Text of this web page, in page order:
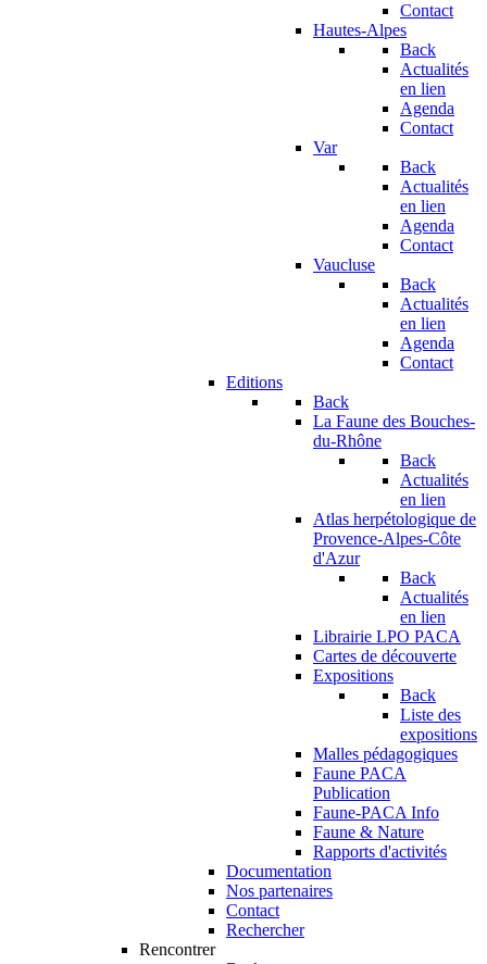
Contact
Hautes-Alpes
Back
Actualités
en lien
Agenda
Contact
Var
Back
Actualités
en lien
Agenda
Contact
Vaucluse
Back
Actualités
en lien
Agenda
Contact
Editions
Back
La Faune des Bouches-
du-Rhône
Back
Actualités
en lien
Atlas herpétologique de
Provence-Alpes-Côte
d'Azur
Back
Actualités
en lien
Librairie LPO PACA
Cartes de découverte
Expositions
Back
Liste des
expositions
Malles pédagogiques
Faune PACA
Publication
Faune-PACA Info
Faune & Nature
Rapports d'activités
Documentation
Nos partenaires
Contact
Rechercher
Rencontrer